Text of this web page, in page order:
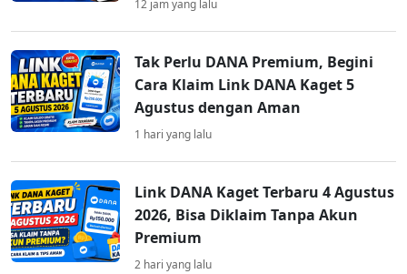
12 jam yang lalu
Tak Perlu DANA Premium, Begini
Cara Klaim Link DANA Kaget 5
Agustus dengan Aman
1 hari yang lalu
Link DANA Kaget Terbaru 4 Agustus
2026, Bisa Diklaim Tanpa Akun
Premium
2 hari yang lalu